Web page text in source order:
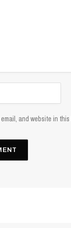
and website in